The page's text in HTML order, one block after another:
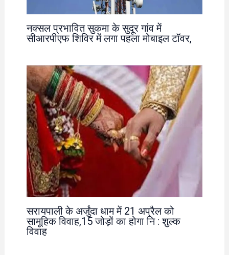
नक्सल प्रभावित सुकमा के सुदूर गांव में
सीआरपीएफ शिविर में लगा पहला मोबाइल टॉवर,
सरायपाली के अर्जुंदा धाम में 21 अप्रैल को
सामूहिक विवाह,15 जोड़ों का होगा नि : शुल्क
विवाह